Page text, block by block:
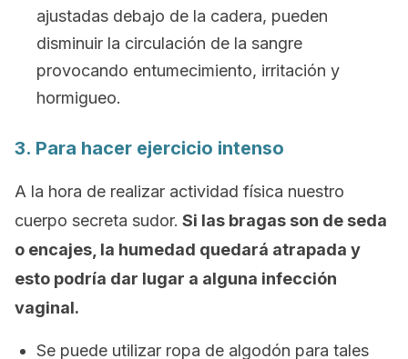
ajustadas debajo de la cadera, pueden
disminuir la circulación de la sangre
provocando entumecimiento, irritación y
hormigueo.
3. Para hacer ejercicio intenso
A la hora de realizar actividad física nuestro
cuerpo secreta sudor. Si las bragas son de seda
o encajes, la humedad quedará atrapada y
esto podría dar lugar a alguna infección
vaginal.
Se puede utilizar ropa de algodón para tales